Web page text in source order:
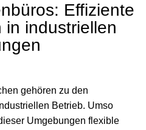
Effiziente
in industriellen
gehören zu den
Betrieb. Umso
Umgebungen flexible